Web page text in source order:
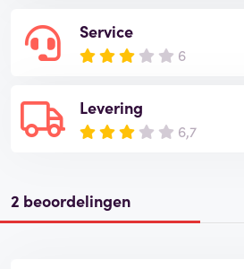
Service
6
Levering
6,7
2 beoordelingen